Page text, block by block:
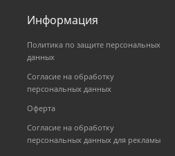
Информация
Политика по защите персональных
данных
Согласие на обработку
персональных данных
Оферта
Согласие на обработку
персональных данных для рекламы